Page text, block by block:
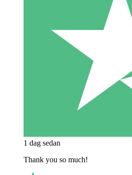
1 dag sedan
Thank you so much!